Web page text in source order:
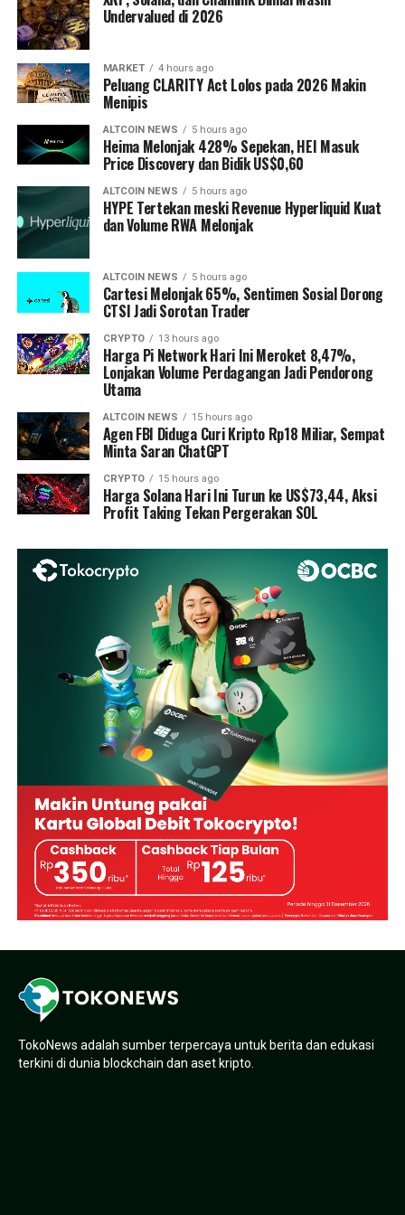
Undervalued di 2026
MARKET 4 hours ago
Peluang CLARITY Act Lolos pada 2026 Makin
Menipis
ALTCOIN NEWS 5 hours ago
Heima Melonjak 428% Sepekan, HEI Masuk
Price Discovery dan Bidik US$0,60
ALTCOIN NEWS 5 hours ago
HYPE Tertekan meski Revenue Hyperliquid Kuat
dan Volume RWA Melonjak
ALTCOIN NEWS 5 hours ago
Cartesi Melonjak 65%, Sentimen Sosial Dorong
CTSI Jadi Sorotan Trader
CRYPTO 13 hours ago
Harga Pi Network Hari Ini Meroket 8,47%,
Lonjakan Volume Perdagangan Jadi Pendorong
Utama
ALTCOIN NEWS 15 hours ago
Agen FBI Diduga Curi Kripto Rp18 Miliar, Sempat
Minta Saran ChatGPT
CRYPTO 15 hours ago
Harga Solana Hari Ini Turun ke US$73,44, Aksi
Profit Taking Tekan Pergerakan SOL
TokoNews adalah sumber terpercaya untuk berita dan edukasi
terkini di dunia blockchain dan aset kripto.